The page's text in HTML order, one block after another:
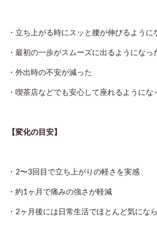
・立ち上がる時にスッと腰が伸びるように
・最初の一歩がスムーズに出るようになっ
・外出時の不安が減った
・喫茶店などでも安心して座れるようにな
【変化の目安】
・2〜3回目で立ち上がりの軽さを実感
・約1ヶ月で痛みの強さが軽減
・2ヶ月後には日常生活でほとんど気にな